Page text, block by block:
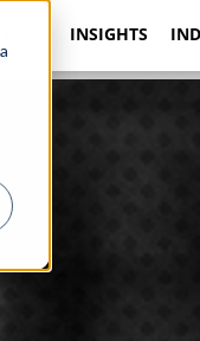
INSIGHTS